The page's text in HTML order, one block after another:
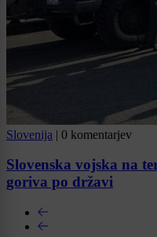
Slovenija | 0 komentarjev
Slovenska vojska na
goriva po državi